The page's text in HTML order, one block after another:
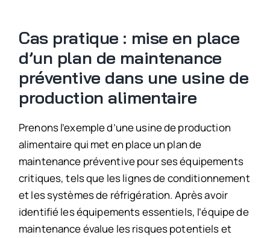
Cas pratique : mise en place
d’un plan de maintenance
préventive dans une usine de
production alimentaire
Prenons l’exemple d’une usine de production
alimentaire qui met en place un plan de
maintenance préventive pour ses équipements
critiques, tels que les lignes de conditionnement
et les systèmes de réfrigération. Après avoir
identifié les équipements essentiels, l’équipe de
maintenance évalue les risques potentiels et